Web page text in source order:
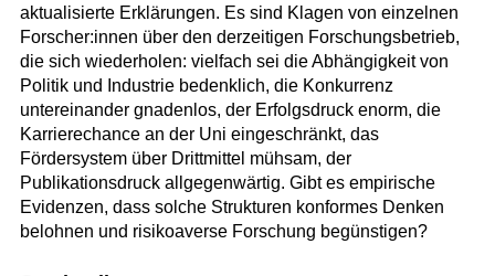
aktualisierte Erklärungen. Es sind Klagen von einzelnen
Forscher:innen über den derzeitigen Forschungsbetrieb,
die sich wiederholen: vielfach sei die Abhängigkeit von
Politik und Industrie bedenklich, die Konkurrenz
untereinander gnadenlos, der Erfolgsdruck enorm, die
Karrierechance an der Uni eingeschränkt, das
Fördersystem über Drittmittel mühsam, der
Publikationsdruck allgegenwärtig. Gibt es empirische
Evidenzen, dass solche Strukturen konformes Denken
belohnen und risikoaverse Forschung begünstigen?